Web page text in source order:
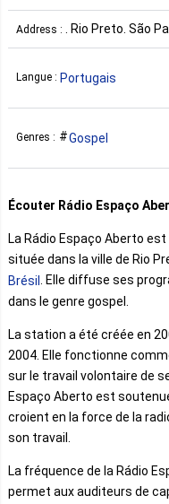
Address : . Rio Preto. São
Langue : Portugais
Genres : Gospel
Écouter Rádio Espaço
La Rádio Espaço Aberto
située dans la ville de Rio
Brésil . Elle diffuse ses
dans le genre gospel.
La station a été créée en
2004. Elle fonctionne
sur le travail volontaire de
Espaço Aberto est
croient en la force de la
son travail.
La fréquence de la Rádio
permet aux auditeurs de